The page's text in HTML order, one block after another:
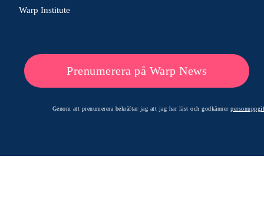
Warp Institute
Prenumerera på Warp News
Genom att prenumerera bekräftar jag att jag har läst och godkänner